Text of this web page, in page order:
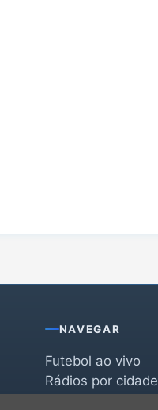
NAVEGAR
Futebol ao vivo
Rádios por cidade